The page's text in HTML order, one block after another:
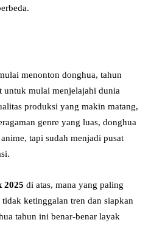
menonton donghua, tahun
untuk mulai menjelajahi dunia
produksi yang makin matang,
genre yang luas, donghua
tapi sudah menjadi pusat
2025 di atas, mana yang paling
ketinggalan tren dan siapkan
tahun ini benar-benar layak